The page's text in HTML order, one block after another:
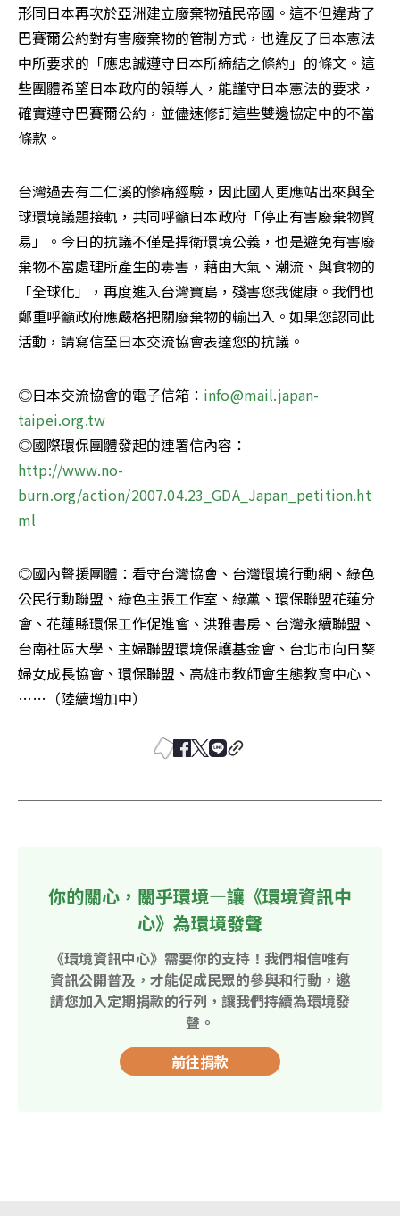
形同日本再次於亞洲建立廢棄物殖民帝國。這不但違背了
巴賽爾公約對有害廢棄物的管制方式，也違反了日本憲法
中所要求的「應忠誠遵守日本所締結之條約」的條文。這
些團體希望日本政府的領導人，能謹守日本憲法的要求，
確實遵守巴賽爾公約，並儘速修訂這些雙邊協定中的不當
條款。
台灣過去有二仁溪的慘痛經驗，因此國人更應站出來與全
球環境議題接軌，共同呼籲日本政府「停止有害廢棄物貿
易」。今日的抗議不僅是捍衛環境公義，也是避免有害廢
棄物不當處理所產生的毒害，藉由大氣、潮流、與食物的
「全球化」，再度進入台灣寶島，殘害您我健康。我們也
鄭重呼籲政府應嚴格把關廢棄物的輸出入。如果您認同此
活動，請寫信至日本交流協會表達您的抗議。
◎日本交流協會的電子信箱： info@mail.japan-
taipei.org.tw
http://www.no-
burn.org/action/2007.04.23_GDA_Japan_petition.ht
ml
◎國內聲援團體：看守台灣協會、台灣環境行動網、綠色
公民行動聯盟、綠色主張工作室、綠黨、環保聯盟花蓮分
會、花蓮縣環保工作促進會、洪雅書房、台灣永續聯盟、
台南社區大學、主婦聯盟環境保護基金會、台北市向日葵
婦女成長協會、環保聯盟、高雄市教師會生態教育中心、
……（陸續增加中）
你的關心，關乎環境—讓《環境資訊中
心》為環境發聲
《環境資訊中心》需要你的支持！我們相信唯有
資訊公開普及，才能促成民眾的參與和行動，邀
請您加入定期捐款的行列，讓我們持續為環境發
聲。
前往捐款